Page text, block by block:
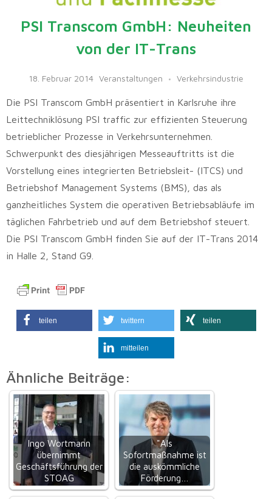
PSI Transcom GmbH: Neuheiten
von der IT-Trans
18. Februar 2014 Veranstaltungen Verkehrsindustrie
Die PSI Transcom GmbH präsentiert in Karlsruhe ihre
Leittechniklösung PSI traffic zur effizienten Steuerung
betrieblicher Prozesse in Verkehrsunternehmen.
Schwerpunkt des diesjährigen Messeauftritts ist die
Vorstellung eines integrierten Betriebsleit- (ITCS) und
Betriebshof Management Systems (BMS), das als
ganzheitliches System die operativen Betriebsabläufe im
täglichen Fahrbetrieb und auf dem Betriebshof steuert.
Die PSI Transcom GmbH finden Sie auf der IT-Trans 2014
in Halle 2, Stand G9.
teilen twittern teilen
mitteilen
Ähnliche Beiträge:
Ingo Wortmann
übernimmt
Geschäftsführung der
STOAG
"Als
Sofortmaßnahme ist
die auskömmliche
Förderung…